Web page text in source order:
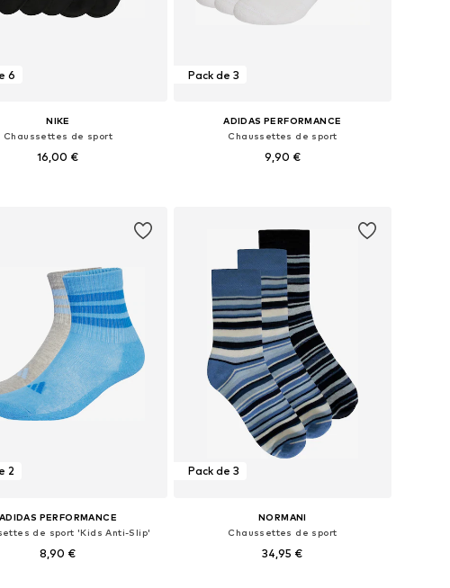
6
NIKE
Chaussettes de sport
16,00 €
Pack de 3
ADIDAS PERFORMANCE
Chaussettes de sport
9,90 €
2
ADIDAS PERFORMANCE
de sport 'Kids Anti-Slip'
8,90 €
Pack de 3
NORMANI
Chaussettes de sport
34,95 €